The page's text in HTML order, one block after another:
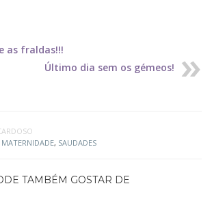
as fraldas!!!
Último dia sem os gémeos!
MATERNIDADE, SAUDADES
TAMBÉM GOSTAR DE